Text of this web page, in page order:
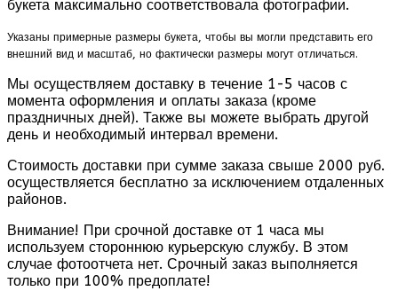
букета максимально соответствовала фотографии.
Указаны примерные размеры букета, чтобы вы могли представить его
внешний вид и масштаб, но фактически размеры могут отличаться.
Мы осуществляем доставку в течение 1-5 часов с
момента оформления и оплаты заказа (кроме
праздничных дней). Также вы можете выбрать другой
день и необходимый интервал времени.
Стоимость доставки при сумме заказа свыше 2000 руб.
осуществляется бесплатно за исключением отдаленных
районов.
Внимание! При срочной доставке от 1 часа мы
используем стороннюю курьерскую службу. В этом
случае фотоотчета нет. Срочный заказ выполняется
только при 100% предоплате!